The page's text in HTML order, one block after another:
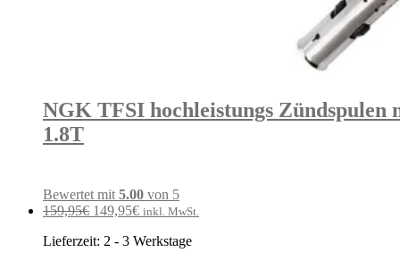
NGK TFSI hochleistungs
1.8T
Bewertet mit 5.00 von 5
159,95€ Ursprünglicher
war:
149,95€Aktueller
ist:
inkl. MwSt.
Lieferzeit: 2 - 3 Werkstage